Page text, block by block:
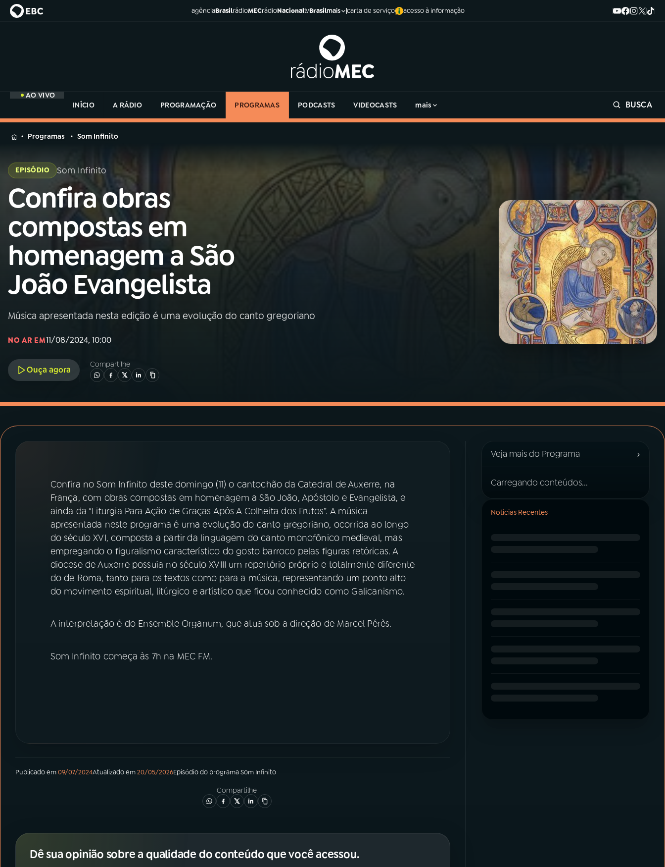
agênciaBrasilrádioMECrádioNacionaltvBrasilmais carta de serviço acesso à informação
AO VIVO
INÍCIO
A RÁDIO PROGRAMAÇÃO PROGRAMAS PODCASTS VIDEOCASTS mais BUSCA
MENU
Buscar
na
Rádio
MEC
01 INÍCIO
02 A RÁDIO
03 PROGRAMAÇÃO
05PODCASTS
PRÊMIO RÁDIO MEC
ACOMPANHE A RÁDIO MEC
YouTube Facebook
Instagram
na
Rádio
Programas Som Infinito
EPISÓDIO Som Infinito
Confira obras
compostas em
homenagem a São
João Evangelista
Música apresentada nesta edição é uma evolução do canto gregoriano
NO AR EM11/08/2024, 10:00
Ouça agora
Compartilhe
Confira no Som Infinito deste domingo (11) o cantochão da Catedral de Auxerre, na
França, com obras compostas em homenagem a São João, Apóstolo e Evangelista, e
ainda da “Liturgia Para Ação de Graças Após A Colheita dos Frutos”. A música
apresentada neste programa é uma evolução do canto gregoriano, ocorrida ao longo
do século XVI, composta a partir da linguagem do canto monofônico medieval, mas
empregando o figuralismo característico do gosto barroco pelas figuras retóricas. A
diocese de Auxerre possuía no século XVIII um repertório próprio e totalmente diferente
do de Roma, tanto para os textos como para a música, representando um ponto alto
do movimento espiritual, litúrgico e artístico que ficou conhecido como Galicanismo.
A interpretação é do Ensemble Organum, que atua sob a direção de Marcel Pérès.
Som Infinito começa às 7h na MEC FM.
Publicado em09/07/2024Atualizado em20/05/2026Episódiodo programaSom Infinito
Compartilhe
Dê sua opinião sobre a qualidade do conteúdo que você acessou.
Veja mais do Programa ›
Carregando conteúdos...
Notícias Recentes